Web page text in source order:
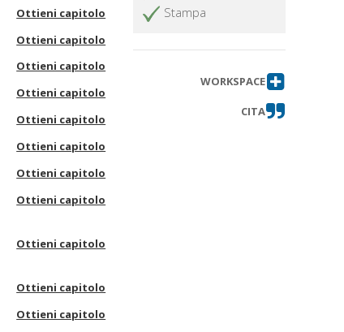
Ottieni capitolo
Ottieni capitolo
Ottieni capitolo
Ottieni capitolo
Ottieni capitolo
Ottieni capitolo
Ottieni capitolo
Ottieni capitolo
Ottieni capitolo
Ottieni capitolo
Ottieni capitolo
Stampa
WORKSPACE
CITA